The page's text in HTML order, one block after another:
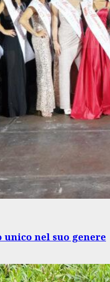
unico nel suo genere